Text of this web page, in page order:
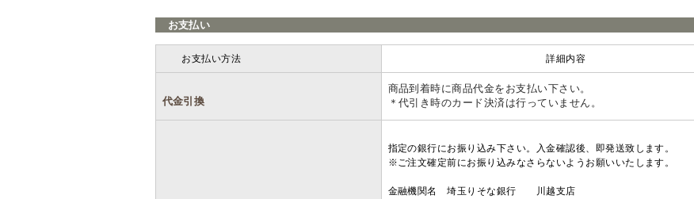
お支払い
お支払い方法 詳細内容
代金引換
商品到着時に商品代金をお支払い下さい。
＊代引き時のカード決済は行っていません。
指定の銀行にお振り込み下さい。入金確認後、即発送致します。
※ご注文確定前にお振り込みなさらないようお願いいたします。
金融機関名 埼玉りそな銀行 川越支店